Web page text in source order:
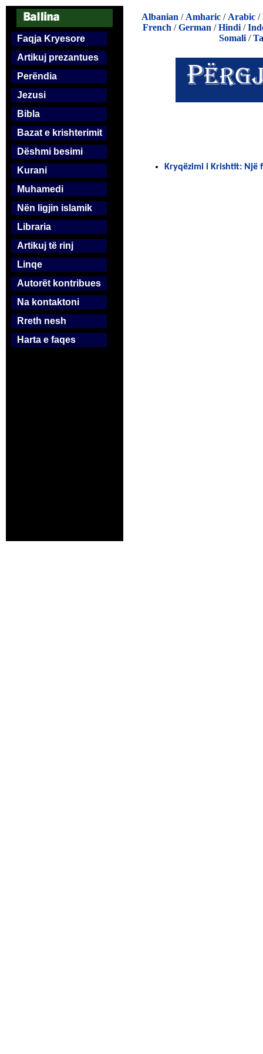
Faqja Kryesore
Artikuj prezantues
Perëndia
Jezusi
Bibla
Bazat e krishterimit
Dëshmi besimi
Kurani
Muhamedi
Nën ligjin islamik
Libraria
Artikuj të rinj
Linqe
Autorët kontribues
Na kontaktoni
Rreth nesh
Harta e faqes
Albanian / Amharic / Arabic /
French /German /Hindi /
Somali/
Kryqëzimi i Krishtit: